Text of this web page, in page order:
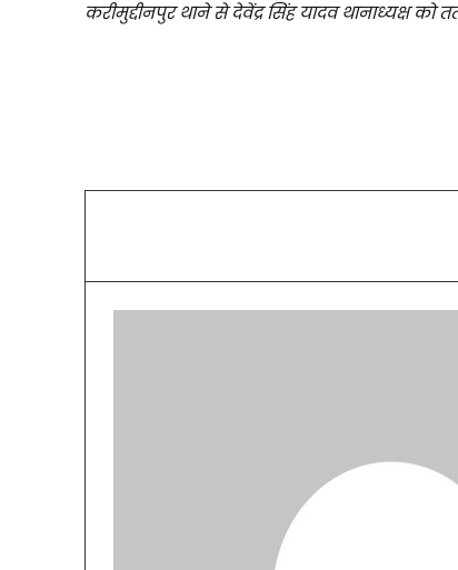
करीमुद्दीनपुर थाने से देवेंद्र सिंह यादव थानाध्यक्ष को